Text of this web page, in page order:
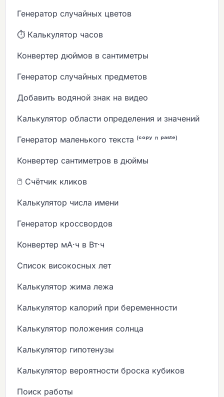
Генератор случайных цветов
⏱️ Калькулятор часов
Конвертер дюймов в сантиметры
Генератор случайных предметов
Добавить водяной знак на видео
Калькулятор области определения и значений
Генератор маленького текста ⁽ᶜᵒᵖʸ ⁿ ᵖᵃˢᵗᵉ⁾
Конвертер сантиметров в дюймы
🖱️ Счётчик кликов
Калькулятор числа имени
Генератор кроссвордов
Конвертер мА·ч в Вт·ч
Список високосных лет
Калькулятор жима лежа
Калькулятор калорий при беременности
Калькулятор положения солнца
Калькулятор гипотенузы
Калькулятор вероятности броска кубиков
Поиск работы